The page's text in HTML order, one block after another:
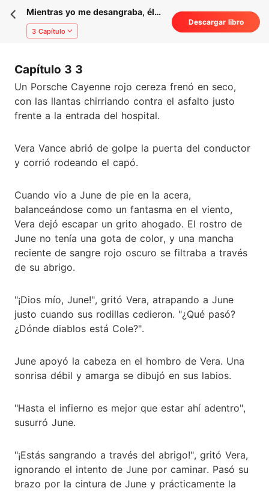
Mientras yo me desangraba, él
encendía farolillos para ella
3 Capítulo
Descargar libro
Capítulo 3 3
Un Porsche Cayenne rojo cereza frenó en seco,
con las llantas chirriando contra el asfalto justo
frente a la entrada del hospital.
Vera Vance abrió de golpe la puerta del conductor
y corrió rodeando el capó.
Cuando vio a June de pie en la acera,
balanceándose como un fantasma en el viento,
Vera dejó escapar un grito ahogado. El rostro de
June no tenía una gota de color, y una mancha
reciente de sangre rojo oscuro se filtraba a través
de su abrigo.
"¡Dios mío, June!", gritó Vera, atrapando a June
justo cuando sus rodillas cedieron. "¿Qué pasó?
¿Dónde diablos está Cole?".
June apoyó la cabeza en el hombro de Vera. Una
sonrisa débil y amarga se dibujó en sus labios.
"Hasta el infierno es mejor que estar ahí adentro",
susurró June.
"¡Estás sangrando a través del abrigo!", gritó Vera,
ignorando el intento de June por caminar. Pasó su
brazo por la cintura de June y prácticamente la